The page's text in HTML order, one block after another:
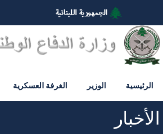
المحتوى
الرئيسي
الرئيسية الوزير الغرفة العسكرية
الأخبار